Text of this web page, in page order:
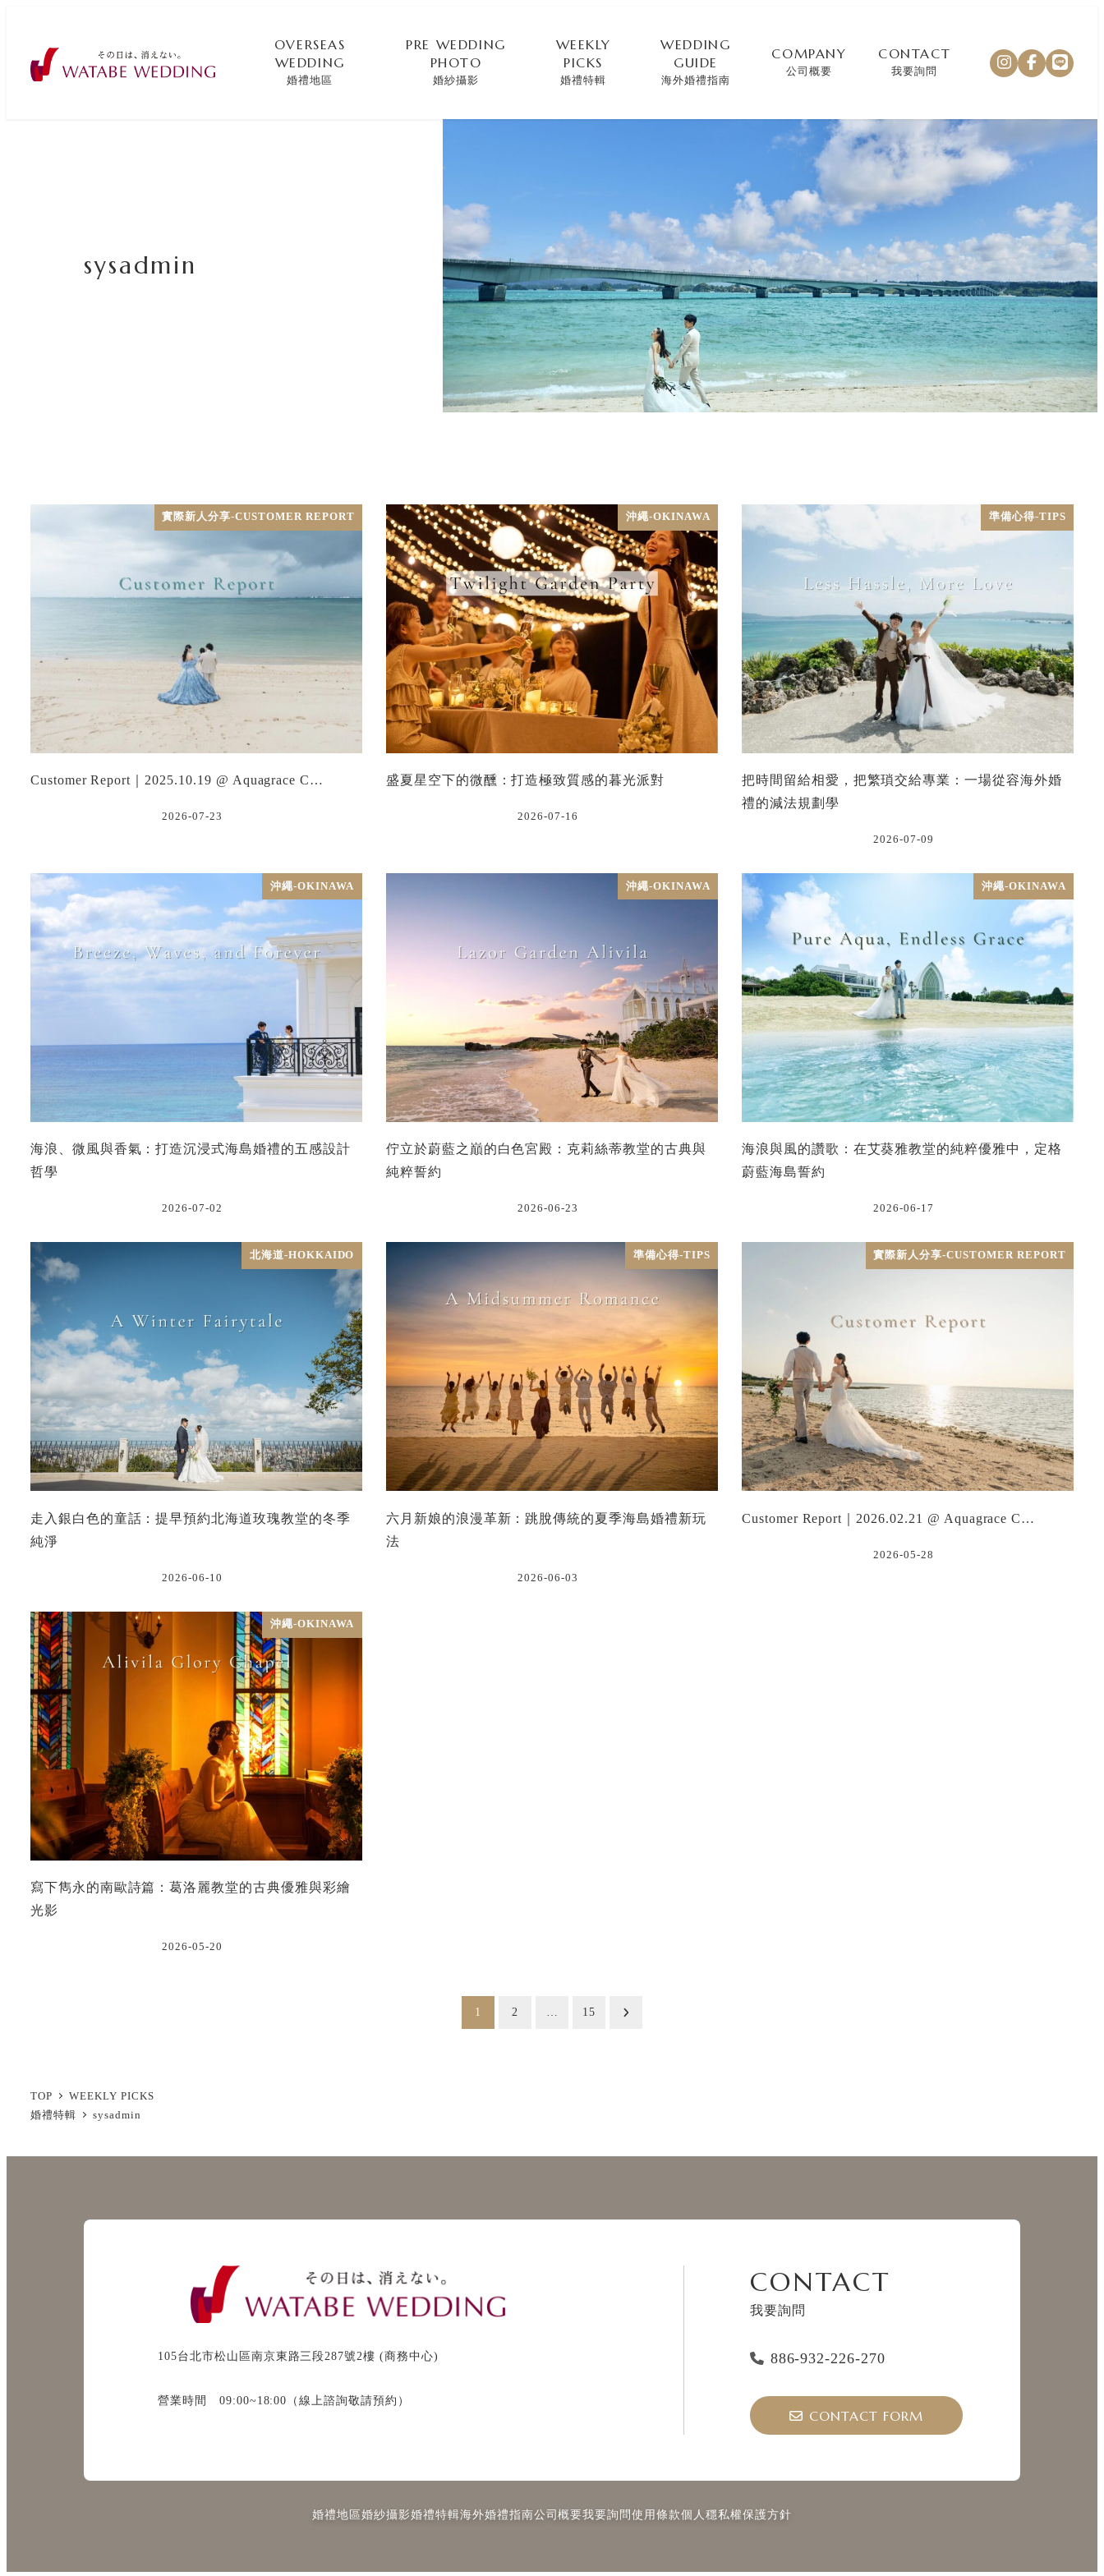
OVERSEAS
WEDDING
婚禮地區
PRE WEDDING
PHOTO
婚紗攝影
WEEKLY
PICKS
婚禮特輯
WEDDING
GUIDE
海外婚禮指南
COMPANY
公司概要
CONTACT
我要詢問
sysadmin
實際新人分享-CUSTOMER REPORT
Customer Report｜2025.10.19 @ Aquagrace C…
2026-07-23
沖繩-OKINAWA
盛夏星空下的微醺：打造極致質感的暮光派對
2026-07-16
準備心得-TIPS
把時間留給相愛，把繁瑣交給專業：一場從容海外婚
禮的減法規劃學
2026-07-09
沖繩-OKINAWA
海浪、微風與香氣：打造沉浸式海島婚禮的五感設計
哲學
2026-07-02
沖繩-OKINAWA
佇立於蔚藍之巔的白色宮殿：克莉絲蒂教堂的古典與
純粹誓約
2026-06-23
沖繩-OKINAWA
海浪與風的讚歌：在艾葵雅教堂的純粹優雅中，定格
蔚藍海島誓約
2026-06-17
北海道-HOKKAIDO
走入銀白色的童話：提早預約北海道玫瑰教堂的冬季
純淨
2026-06-10
準備心得-TIPS
六月新娘的浪漫革新：跳脫傳統的夏季海島婚禮新玩
法
2026-06-03
實際新人分享-CUSTOMER REPORT
Customer Report｜2026.02.21 @ Aquagrace C…
2026-05-28
沖繩-OKINAWA
寫下雋永的南歐詩篇：葛洛麗教堂的古典優雅與彩繪
光影
2026-05-20
ペ
ー
1 2 … 15
TOP
WEEKLY PICKS
婚禮特輯
sysadmin
105台北市松山區南京東路三段287號2樓 (商務中心)
營業時間 09:00~18:00（線上諮詢敬請預約）
CONTACT
我要詢問
886-932-226-270
CONTACT FORM
婚禮地區婚紗攝影婚禮特輯海外婚禮指南公司概要我要詢問使用條款個人穩私權保護方針